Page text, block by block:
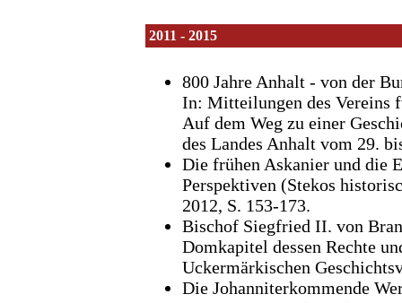
2011 - 2015
800 Jahre Anhalt - von der
In: Mitteilungen des Vereins
Auf dem Weg zu einer
des Landes Anhalt vom 29.
Die frühen Askanier und die
Perspektiven (Stekos
2012, S. 153-173.
Bischof Siegfried II. von
Domkapitel dessen Rechte
Uckermärkischen
Die Johanniterkommende